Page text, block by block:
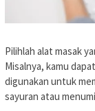
Pilihlah alat masak
Misalnya, kamu
digunakan untuk
sayuran atau